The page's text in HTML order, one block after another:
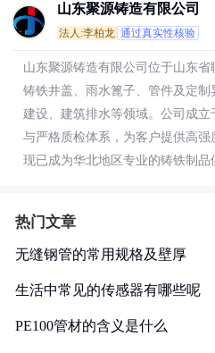
山东聚源铸造有限公司
法人:李柏龙 通过真实性核验
山东聚源铸造有限公司位于山东
铸铁井盖、雨水篦子、管件及定
建设、建筑排水等领域。公司成立
与严格质检体系，为客户提供高强
现已成为华北地区专业的铸铁制品
热门文章
无缝钢管的常用规格及壁厚
生活中常见的传感器有哪些呢
PE100管材的含义是什么